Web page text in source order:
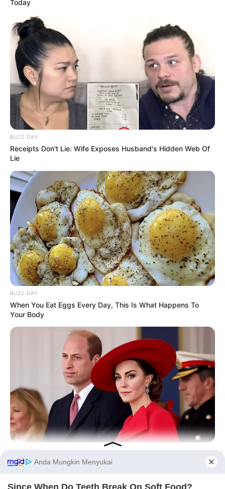
Ngenes
10 Desain Kanopi Tempat
Tidur, Serasa Beristirahat di
Kamar Raja
Tampil Lebih Modern, 7 Potret
Hasil Renovasi Rumah Berusia
90 Tahun
Today
BUZZ DAY
Receipts Don't Lie: Wife Exposes Husband's Hidden Web Of
Lie
BUZZ DAY
When You Eat Eggs Every Day, This Is What Happens To
Your Body
William & Kate Are Not The Same Couple Anymore – Here's